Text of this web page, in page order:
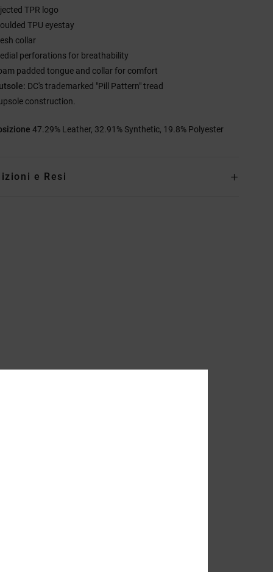
TPR logo
TPU eyestay
collar
perforations for breathability
padded tongue and collar for comfort
DC's trademarked "Pill Pattern" tread
construction.
47.29% Leather, 32.91% Synthetic, 19.8% Polyester
e Resi